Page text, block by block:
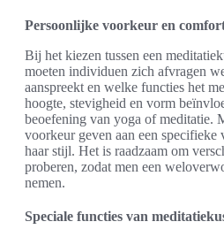
Persoonlijke voorkeur en
Bij het kiezen tussen een
moeten individuen zich afvragen
aanspreekt en welke functies het
hoogte, stevigheid en vorm
beoefening van yoga of meditatie.
voorkeur geven aan een
haar stijl. Het is raadzaam om
proberen, zodat men een
nemen.
Speciale functies van